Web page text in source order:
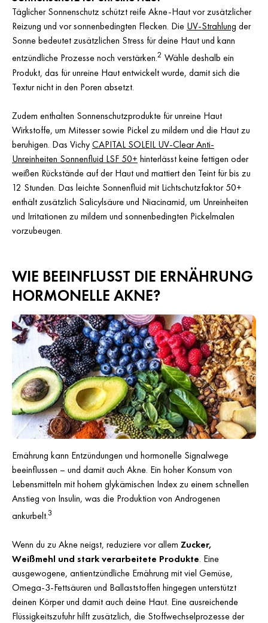
Täglicher Sonnenschutz schützt reife Akne-Haut vor zusätzlicher
Reizung und vor sonnenbedingten Flecken. Die UV-Strahlung der
Sonne bedeutet zusätzlichen Stress für deine Haut und kann
entzündliche Prozesse noch verstärken.2 Wähle deshalb ein
Produkt, das für unreine Haut entwickelt wurde, damit sich die
Textur nicht in den Poren absetzt.
Zudem enthalten Sonnenschutzprodukte für unreine Haut
Wirkstoffe, um Mitesser sowie Pickel zu mildern und die Haut zu
beruhigen. Das VichyCAPITAL SOLEIL UV-Clear Anti-
Unreinheiten Sonnenfluid LSF 50+ hinterlässt keine fettigen oder
weißen Rückstände auf der Haut und mattiert den Teint für bis zu
12 Stunden. Das leichte Sonnenfluid mit Lichtschutzfaktor 50+
enthält zusätzlich Salicylsäure und Niacinamid, um Unreinheiten
und Irritationen zu mildern und sonnenbedingten Pickelmalen
vorzubeugen.
WIE BEEINFLUSST DIE ERNÄHRUNG
HORMONELLE AKNE?
Ernährung kann Entzündungen und hormonelle Signalwege
beeinflussen – und damit auch Akne. Ein hoher Konsum von
Lebensmitteln mit hohem glykämischen Index zu einem schnellen
Anstieg von Insulin, was die Produktion von Androgenen
ankurbelt.3
Wenn du zu Akne neigst, reduziere vor allem Zucker,
Weißmehl und stark verarbeitete Produkte. Eine
ausgewogene, antientzündliche Ernährung mit viel Gemüse,
Omega-3-Fettsäuren und Ballaststoffen hingegen unterstützt
deinen Körper und damit auch deine Haut. Eine ausreichende
Flüssigkeitszufuhr hilft zusätzlich, die Stoffwechselprozesse der